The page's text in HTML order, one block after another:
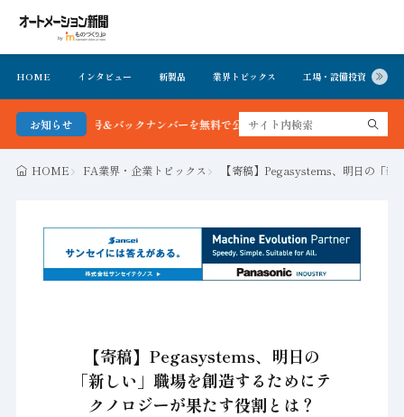
HOME インタビュー 新製品 業界トピックス 工場・設備投資
お知らせ
号＆バックナンバーを無料で公開中 詳細はこちら
HOME FA業界・企業トピックス 【寄稿】Pegasystems、明日の「
【寄稿】Pegasystems、明日の
「新しい」職場を創造するためにテ
クノロジーが果たす役割とは？